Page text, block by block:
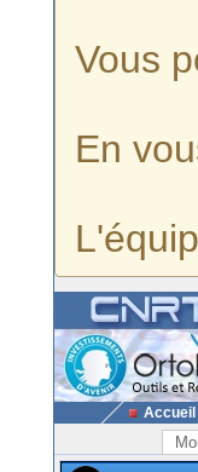
Vous
En
Accueil